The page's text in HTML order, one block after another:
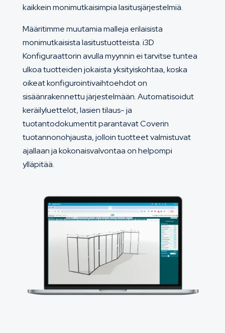
kaikkein monimutkaisimpia lasitusjärjestelmiä.
Määritimme muutamia malleja erilaisista
monimutkaisista lasitustuotteista. i3D
Konfiguraattorin avulla myynnin ei tarvitse tuntea
ulkoa tuotteiden jokaista yksityiskohtaa, koska
oikeat konfigurointivaihtoehdot on
sisäänrakennettu järjestelmään. Automatisoidut
keräilyluettelot, lasien tilaus- ja
tuotantodokumentit parantavat Coverin
tuotannonohjausta, jolloin tuotteet valmistuvat
ajallaan ja kokonaisvalvontaa on helpompi
ylläpitää.